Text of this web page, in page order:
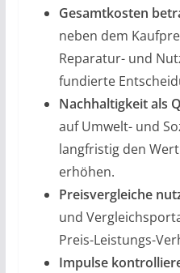
Gesamtkosten
neben dem
Reparatur- und
fundierte
Nachhaltigkeit als
auf Umwelt- und
langfristig den
erhöhen.
Preisvergleiche
und
Preis-Leistungs-
Impulse